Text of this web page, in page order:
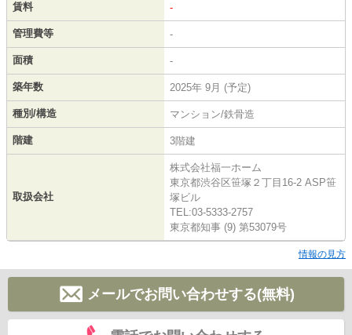
賃料 -
管理費等 -
面積 -
築年数 2025年 9月 (予定)
種別/構造 マンション/鉄骨造
階建 3階建
取扱会社
株式会社福一ホーム
東京都渋谷区笹塚２丁目16-2 ASP笹
塚ビル
TEL:03-5333-2757
東京都知事 (9) 第53079号
情報の見方
メールでお問い合わせする(無料)